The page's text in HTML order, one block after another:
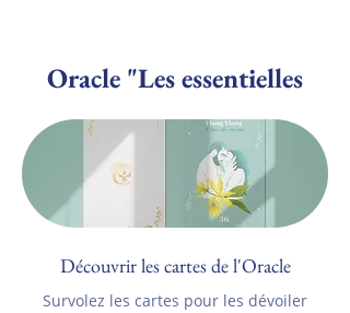
Oracle "Les essentielles
Découvrir les cartes de l'Oracle
Survolez les cartes pour les dévoiler